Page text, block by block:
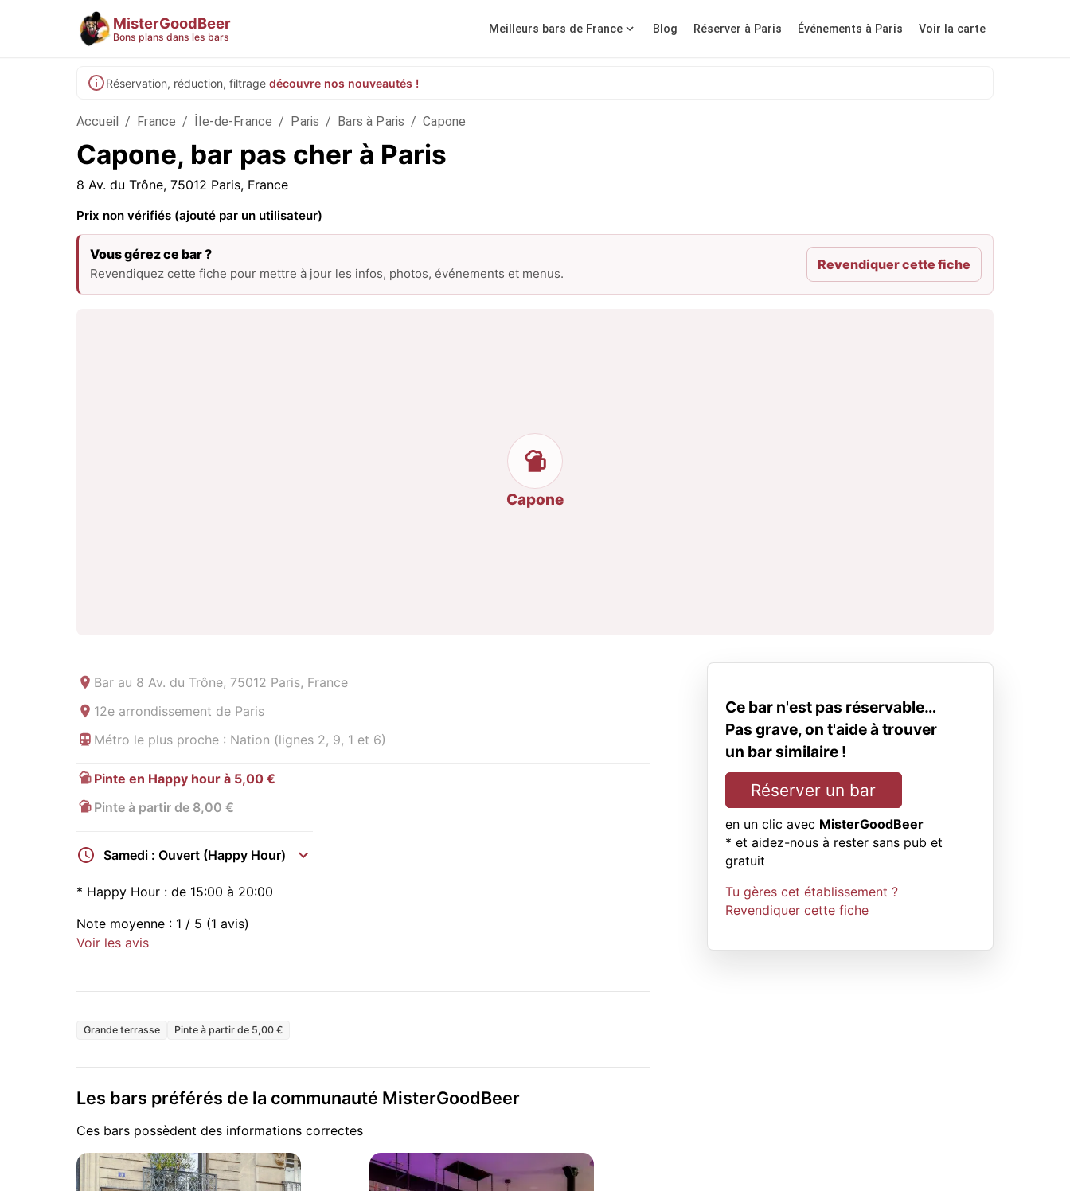
MisterGoodBeer
Bons plans dans les bars
Meilleurs bars de France Blog Réserver à Paris Événements à Paris Voir la carte
Réservation, réduction, filtrage découvre nos nouveautés !
Accueil / France / Île-de-France / Paris / Bars à Paris / Capone
Capone, bar pas cher à Paris
8 Av. du Trône, 75012 Paris, France
Prix non vérifiés (ajouté par un utilisateur)
Vous gérez ce bar ?
Revendiquez cette fiche pour mettre à jour les infos, photos, événements et menus.
Revendiquer cette fiche
Capone
Bar au 8 Av. du Trône, 75012 Paris, France
12e arrondissement de Paris
Métro le plus proche : Nation (lignes 2, 9, 1 et 6)
Pinte en Happy hour à 5,00 €
Pinte à partir de 8,00 €
Samedi : Ouvert (Happy Hour)
* Happy Hour : de 15:00 à 20:00
Note moyenne : 1 / 5 (1 avis)
Voir les avis
Grande terrasse Pinte à partir de 5,00 €
Les bars préférés de la communauté MisterGoodBeer
Ces bars possèdent des informations correctes
Ce bar n'est pas réservable…
Pas grave, on t'aide à trouver
un bar similaire !
Réserver un bar
en un clic avec MisterGoodBeer
* et aidez-nous à rester sans pub et
gratuit
Tu gères cet établissement ?
Revendiquer cette fiche